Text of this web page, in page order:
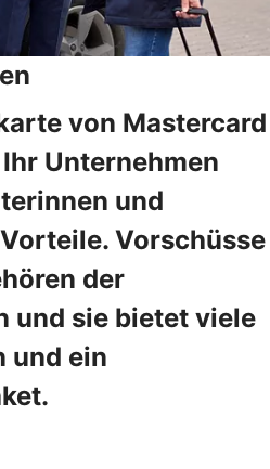
von Mastercard
Unternehmen
und
Vorschüsse
der
und sie bietet viele
und ein